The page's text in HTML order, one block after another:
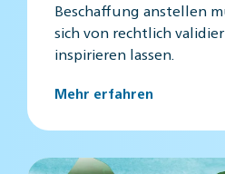
Beschaffung anstellen
sich von rechtlich
inspirieren lassen.
Mehr erfahren